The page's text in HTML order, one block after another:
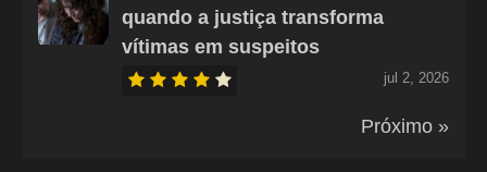
quando a justiça transforma
vítimas em suspeitos
jul 2, 2026
Próximo »